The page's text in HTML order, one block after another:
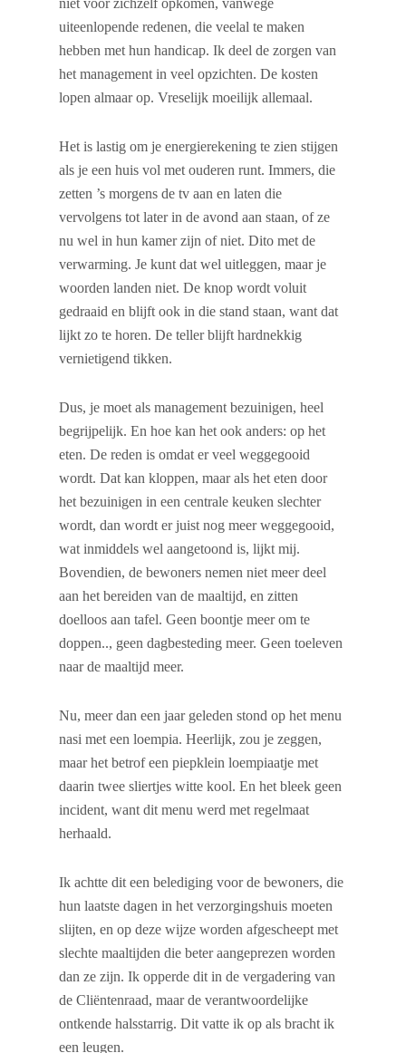
uiteenlopende redenen, die veelal te maken
hebben met hun handicap. Ik deel de zorgen van
het management in veel opzichten. De kosten
lopen almaar op. Vreselijk moeilijk allemaal.
Het is lastig om je energierekening te zien stijgen
als je een huis vol met ouderen runt. Immers, die
zetten ’s morgens de tv aan en laten die
vervolgens tot later in de avond aan staan, of ze
nu wel in hun kamer zijn of niet. Dito met de
verwarming. Je kunt dat wel uitleggen, maar je
woorden landen niet. De knop wordt voluit
gedraaid en blijft ook in die stand staan, want dat
lijkt zo te horen. De teller blijft hardnekkig
vernietigend tikken.
Dus, je moet als management bezuinigen, heel
begrijpelijk. En hoe kan het ook anders: op het
eten. De reden is omdat er veel weggegooid
wordt. Dat kan kloppen, maar als het eten door
het bezuinigen in een centrale keuken slechter
wordt, dan wordt er juist nog meer weggegooid,
wat inmiddels wel aangetoond is, lijkt mij.
Bovendien, de bewoners nemen niet meer deel
aan het bereiden van de maaltijd, en zitten
doelloos aan tafel. Geen boontje meer om te
doppen.., geen dagbesteding meer. Geen toeleven
naar de maaltijd meer.
Nu, meer dan een jaar geleden stond op het menu
nasi met een loempia. Heerlijk, zou je zeggen,
maar het betrof een piepklein loempiaatje met
daarin twee sliertjes witte kool. En het bleek geen
incident, want dit menu werd met regelmaat
herhaald.
Ik achtte dit een belediging voor de bewoners, die
hun laatste dagen in het verzorgingshuis moeten
slijten, en op deze wijze worden afgescheept met
slechte maaltijden die beter aangeprezen worden
dan ze zijn. Ik opperde dit in de vergadering van
de Cliëntenraad, maar de verantwoordelijke
ontkende halsstarrig. Dit vatte ik op als bracht ik
een leugen.